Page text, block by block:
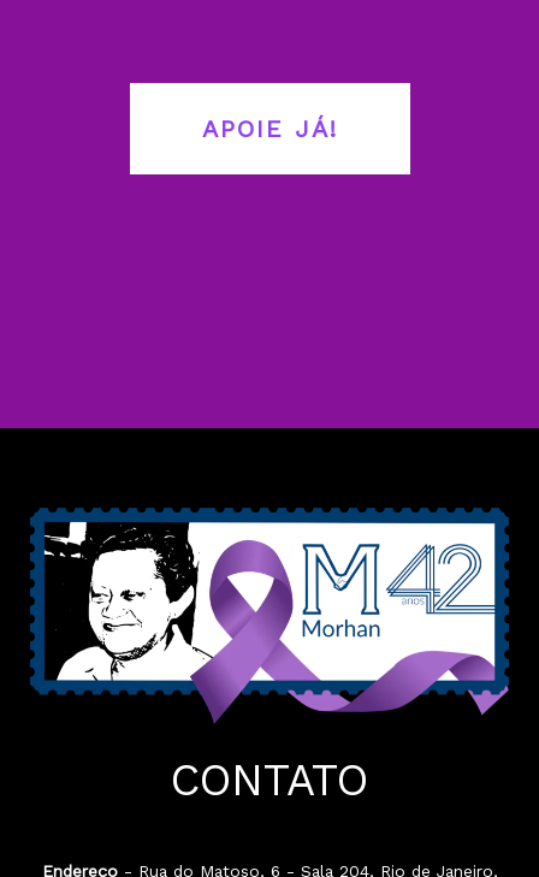
APOIE JÁ!
CONTATO
Endereço- Rua do Matoso, 6 - Sala 204, Rio de Janeiro,